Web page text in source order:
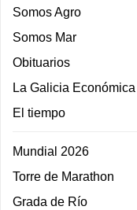
Somos Agro
Somos Mar
Obituarios
La Galicia Económica
El tiempo
Mundial 2026
Torre de Marathon
Grada de Río